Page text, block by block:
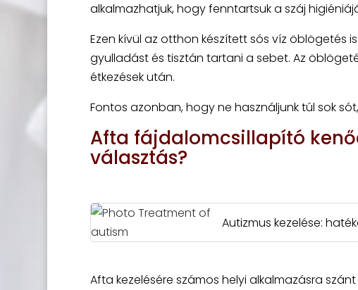
alkalmazhatjuk, hogy fenntartsuk a száj
Ezen kívül az otthon készített sós víz öblögetés
gyulladást és tisztán tartani a sebet. Az
étkezések után.
Fontos azonban, hogy ne használjunk túl sok
Afta fájdalomcsillapító
választás?
Autizmus kezelése:
Afta kezelésére számos helyi alkalmazásra